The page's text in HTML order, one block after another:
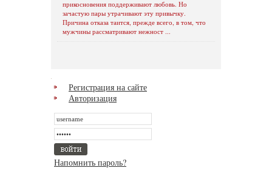
прикосновения поддерживают любовь. Но
зачастую пары утрачивают эту привычку.
Причина отказа таится, прежде всего, в том, что
мужчины рассматривают нежност ...
Регистрация на сайте
Авторизация
Напомнить пароль?